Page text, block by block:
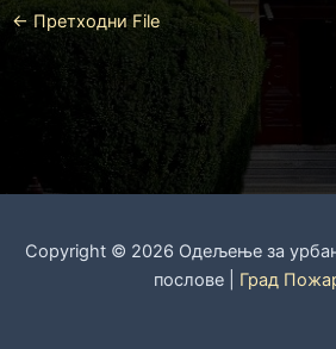
←Претходни File
Copyright © 2026 Одељење за
послове | Град